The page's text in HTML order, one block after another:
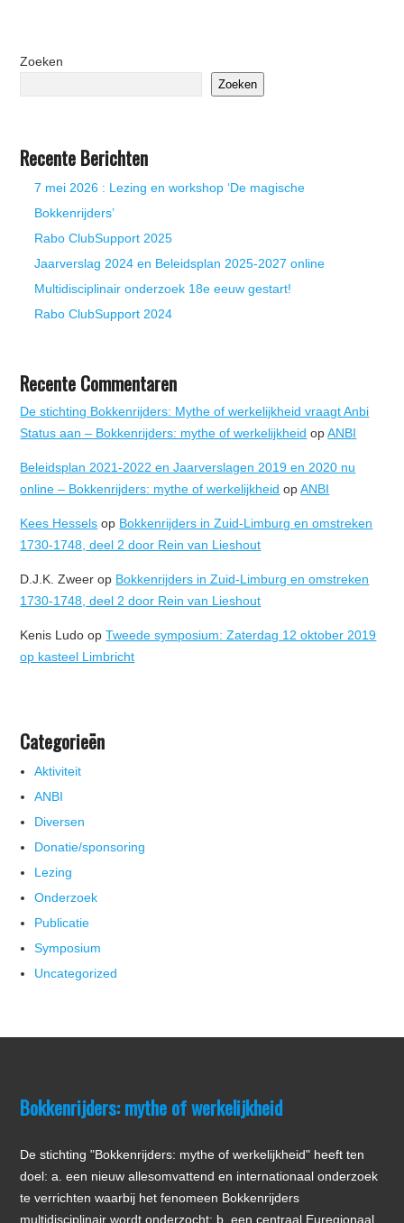
Zoeken
Zoeken
Recente Berichten
7 mei 2026 : Lezing en workshop ‘De magische
Bokkenrijders’
Rabo ClubSupport 2025
Jaarverslag 2024 en Beleidsplan 2025-2027 online
Multidisciplinair onderzoek 18e eeuw gestart!
Rabo ClubSupport 2024
Recente Commentaren
De stichting Bokkenrijders: Mythe of werkelijkheid vraagt Anbi
Status aan – Bokkenrijders: mythe of werkelijkheid opANBI
Beleidsplan 2021-2022 en Jaarverslagen 2019 en 2020 nu
online – Bokkenrijders: mythe of werkelijkheid opANBI
Kees Hessels op Bokkenrijders in Zuid-Limburg en omstreken
1730-1748, deel 2 door Rein van Lieshout
D.J.K. Zweer op Bokkenrijders in Zuid-Limburg en omstreken
1730-1748, deel 2 door Rein van Lieshout
Kenis Ludo opTweede symposium: Zaterdag 12 oktober 2019
op kasteel Limbricht
Categorieën
Aktiviteit
ANBI
Diversen
Donatie/sponsoring
Lezing
Onderzoek
Publicatie
Symposium
Uncategorized
Bokkenrijders: mythe of werkelijkheid
De stichting "Bokkenrijders: mythe of werkelijkheid" heeft ten
doel: a. een nieuw allesomvattend en internationaal onderzoek
te verrichten waarbij het fenomeen Bokkenrijders
multidisciplinair wordt onderzocht; b. een centraal Euregionaal